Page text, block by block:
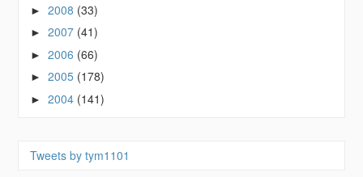
►2008 (33)
►2007 (41)
►2006 (66)
►2005 (178)
►2004 (141)
Tweets by tym1101